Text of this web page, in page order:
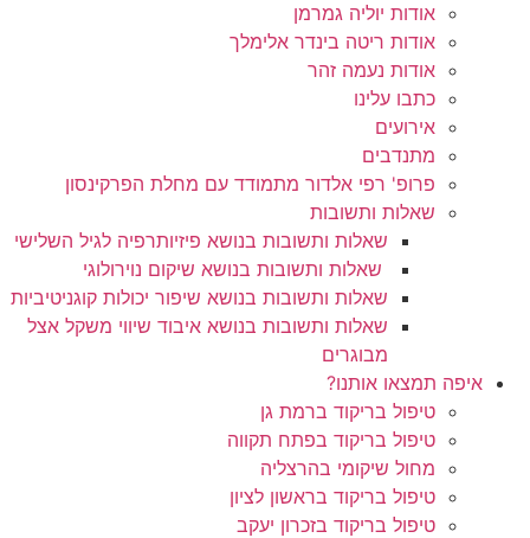
אודות יוליה גמרמן
אודות ריטה בינדר אלימלך
אודות נעמה זהר
כתבו עלינו
אירועים
מתנדבים
פרופ' רפי אלדור מתמודד עם מחלת הפרקינסון
שאלות ותשובות
שאלות ותשובות בנושא פיזיותרפיה לגיל השלישי
שאלות ותשובות בנושא שיקום נוירולוגי
שאלות ותשובות בנושא שיפור יכולות קוגניטיביות
שאלות ותשובות בנושא איבוד שיווי משקל אצל
מבוגרים
איפה תמצאו אותנו?
טיפול בריקוד ברמת גן
טיפול בריקוד בפתח תקווה
מחול שיקומי בהרצליה
טיפול בריקוד בראשון לציון
טיפול בריקוד בזכרון יעקב